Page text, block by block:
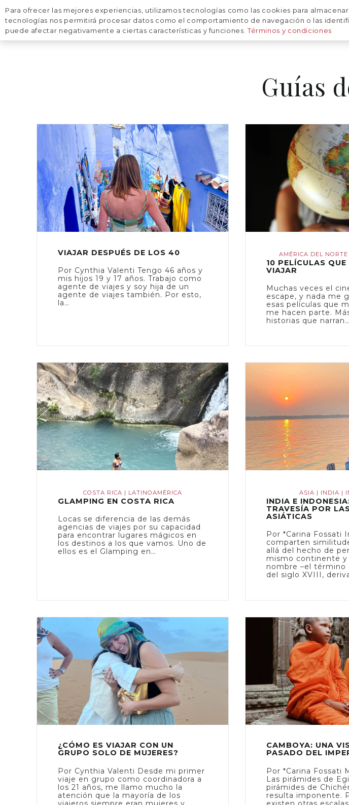
VIAJES DESTINOS CALENDARIO SOBRE
Guías
VIAJAR DESPUÉS DE LOS 40
Por Cynthia Valenti Tengo 46 años y
mis hijos 19 y 17 años. Trabajo como
agente de viajes y soy hija de un
agente de viajes también. Por esto,
la…
AMÉRICA DEL NORTE
10 PELÍCULAS
VIAJAR
Muchas veces el
escape, y nada me
esas películas que
me hacen parte.
historias que narran…
COSTA RICA | LATINOAMÉRICA
GLAMPING EN COSTA RICA
Locas se diferencia de las demás
agencias de viajes por su capacidad
para encontrar lugares mágicos en
los destinos a los que vamos. Uno de
ellos es el Glamping en…
ASIA | INDIA |
INDIA E
TRAVESÍA POR
ASIÁTICAS
Por *Carina Fossati
comparten
allá del hecho de
mismo continente y
nombre –el término
del siglo XVIII,
¿CÓMO ES VIAJAR CON UN
GRUPO SOLO DE MUJERES?
Por Cynthia Valenti Desde mi primer
viaje en grupo como coordinadora a
los 21 años, me llamo mucho la
atención que la mayoría de los
CAMBOYA: UNA
PASADO DEL
Por *Carina Fossati
Las pirámides de
pirámides de
resulta imponente.
Para ofrecer las mejores experiencias, utilizamos tecnologías como las cookies para
tecnologías nos permitirá procesar datos como el comportamiento de navegación o las
puede afectar negativamente a ciertas características y funciones.Términos y condiciones